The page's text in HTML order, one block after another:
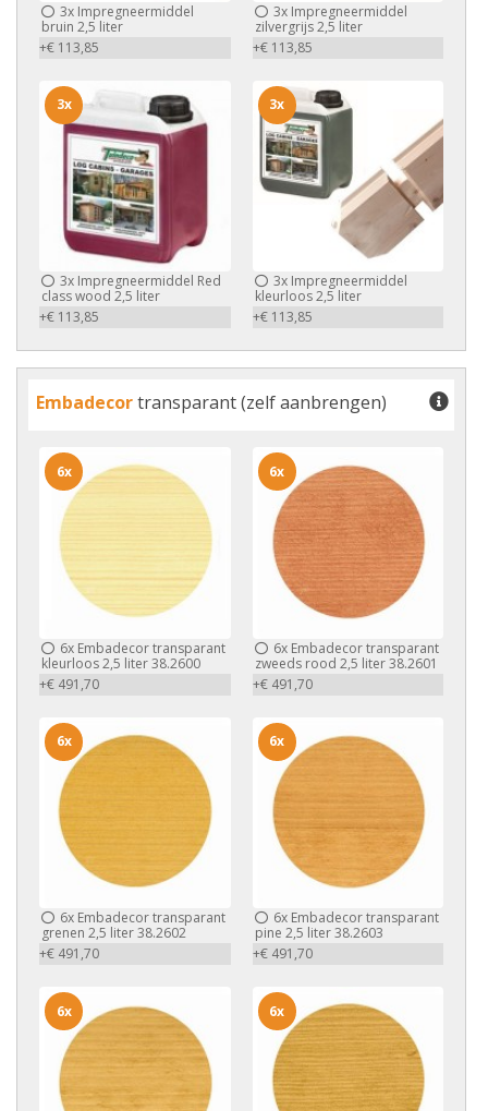
3x Impregneermiddel
bruin 2,5 liter
+€ 113,85
3xImpregneermiddel
zilvergrijs 2,5 liter
+€ 113,85
3x Impregneermiddel Red
class wood 2,5 liter
+€ 113,85
3x
3xImpregneermiddel
kleurloos 2,5 liter
+€ 113,85
3x
Embadecortransparant (zelf aanbrengen)
6x Embadecor transparant
kleurloos 2,5 liter 38.2600
+€ 491,70
6x
6xEmbadecor transparant
zweeds rood 2,5 liter 38.2601
+€ 491,70
6x
6x Embadecor transparant
grenen 2,5 liter 38.2602
+€ 491,70
6x
6xEmbadecor transparant
pine 2,5 liter 38.2603
+€ 491,70
6x
6x 6x